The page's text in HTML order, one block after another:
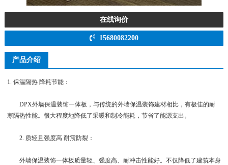
在线询价
15680082200
产品介绍
1. 保温隔热 降耗节能：
DPX外墙保温装饰一体板，与传统的外墙保温装饰建材相比，有极佳的耐
寒隔热性能。很大程度地降低了采暖和制冷能耗，节省了能源支出。
2. 质轻且强度高 耐震防裂：
外墙保温装饰一体板质量轻、强度高、耐冲击性能好。不仅降低了建筑本身